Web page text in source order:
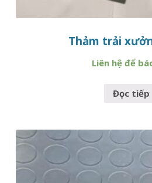
Thảm trải
Liên hệ để
Đọc tiếp